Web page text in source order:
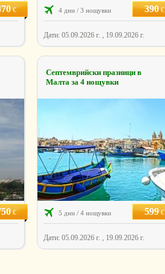
€ 4 дни / 3 нощувки 390€
Дати: 05.09.2026 г. , 19.09.2026 г.
€
Септемврийски празници в
Малта за 4 нощувки
5 дни / 4 нощувки 599€
Дати: 05.09.2026 г. , 19.09.2026 г.